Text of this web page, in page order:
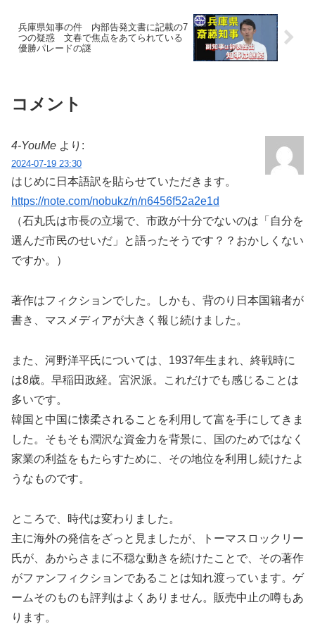
兵庫県知事の件 内部告発文書に記載の7
つの疑惑 文春で焦点をあてられている
優勝パレードの謎
コメント
4‐YouMe より:
2024-07-19 23:30
はじめに日本語訳を貼らせていただきます。
https://note.com/nobukz/n/n6456f52a2e1d
（石丸氏は市長の立場で、市政が十分でないのは「自分を
選んだ市民のせいだ」と語ったそうです？？おかしくない
ですか。）
著作はフィクションでした。しかも、背のり日本国籍者が
書き、マスメディアが大きく報じ続けました。
また、河野洋平氏については、1937年生まれ、終戦時に
は8歳。早稲田政経。宮沢派。これだけでも感じることは
多いです。
韓国と中国に懐柔されることを利用して富を手にしてきま
した。そもそも潤沢な資金力を背景に、国のためではなく
家業の利益をもたらすために、その地位を利用し続けたよ
うなものです。
ところで、時代は変わりました。
主に海外の発信をざっと見ましたが、トーマスロックリー
氏が、あからさまに不穏な動きを続けたことで、その著作
がファンフィクションであることは知れ渡っています。ゲ
ームそのものも評判はよくありません。販売中止の噂もあ
ります。